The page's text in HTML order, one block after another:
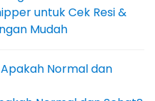
untuk Cek Resi &
Mudah